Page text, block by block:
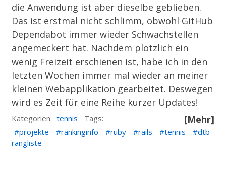
die Anwendung ist aber dieselbe geblieben.
Das ist erstmal nicht schlimm, obwohl GitHub
Dependabot immer wieder Schwachstellen
angemeckert hat. Nachdem plötzlich ein
wenig Freizeit erschienen ist, habe ich in den
letzten Wochen immer mal wieder an meiner
kleinen Webapplikation gearbeitet. Deswegen
wird es Zeit für eine Reihe kurzer Updates!
[Mehr]
Kategorien: tennis
Tags:
projekte
rankinginfo ruby rails tennis
dtb-
rangliste